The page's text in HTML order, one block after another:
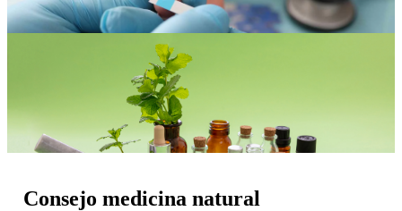
Consejo medicina natural